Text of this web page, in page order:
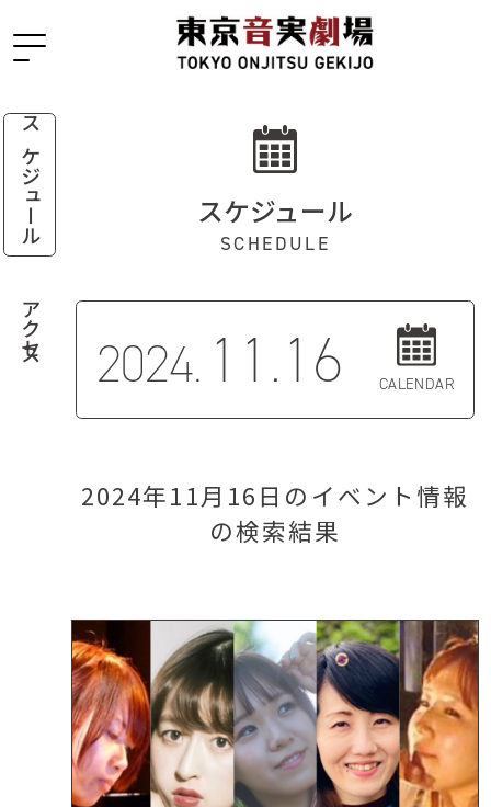
スケジュール
アクセス
スケジュール
SCHEDULE
2024. 11.16 CALENDAR
2024年11月16日のイベント情報
の検索結果